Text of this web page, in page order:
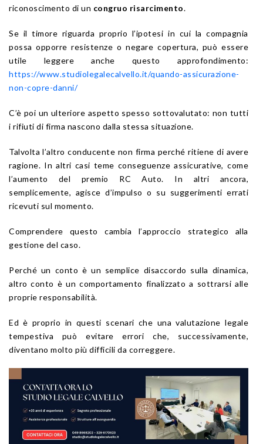
riconoscimento di un congruo risarcimento.
Se il timore riguarda proprio l’ipotesi in cui la compagnia
possa opporre resistenze o negare copertura, può essere
utile leggere anche questo approfondimento:
https://www.studiolegalecalvello.it/quando-assicurazione-
non-copre-danni/
C’è poi un ulteriore aspetto spesso sottovalutato: non tutti
i rifiuti di firma nascono dalla stessa situazione.
Talvolta l’altro conducente non firma perché ritiene di avere
ragione. In altri casi teme conseguenze assicurative, come
l’aumento del premio RC Auto. In altri ancora,
semplicemente, agisce d’impulso o su suggerimenti errati
ricevuti sul momento.
Comprendere questo cambia l’approccio strategico alla
gestione del caso.
Perché un conto è un semplice disaccordo sulla dinamica,
altro conto è un comportamento finalizzato a sottrarsi alle
proprie responsabilità.
Ed è proprio in questi scenari che una valutazione legale
tempestiva può evitare errori che, successivamente,
diventano molto più difficili da correggere.